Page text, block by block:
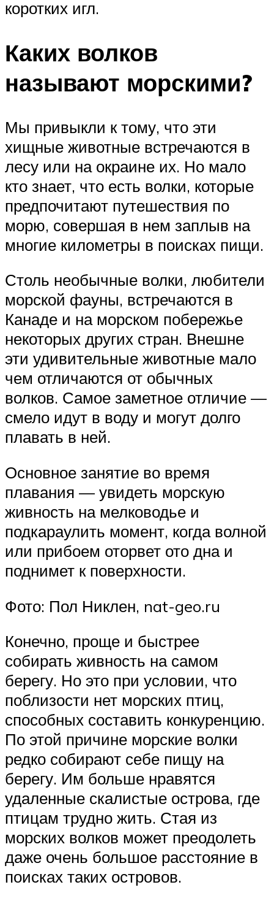
коротких игл.
Каких волков
называют морскими?
Мы привыкли к тому, что эти
хищные животные встречаются в
лесу или на окраине их. Но мало
кто знает, что есть волки, которые
предпочитают путешествия по
морю, совершая в нем заплыв на
многие километры в поисках пищи.
Столь необычные волки, любители
морской фауны, встречаются в
Канаде и на морском побережье
некоторых других стран. Внешне
эти удивительные животные мало
чем отличаются от обычных
волков. Самое заметное отличие —
смело идут в воду и могут долго
плавать в ней.
Основное занятие во время
плавания — увидеть морскую
живность на мелководье и
подкараулить момент, когда волной
или прибоем оторвет ото дна и
поднимет к поверхности.
Фото: Пол Никлен, nat-geo.ru
Конечно, проще и быстрее
собирать живность на самом
берегу. Но это при условии, что
поблизости нет морских птиц,
способных составить конкуренцию.
По этой причине морские волки
редко собирают себе пищу на
берегу. Им больше нравятся
удаленные скалистые острова, где
птицам трудно жить. Стая из
морских волков может преодолеть
даже очень большое расстояние в
поисках таких островов.